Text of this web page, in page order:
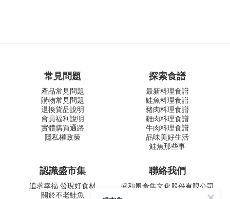
常見問題
產品常見問題
購物常見問題
退換貨品說明
會員福利說明
實體購買通路
隱私權政策
探索食譜
最新料理食譜
鮭魚料理食譜
豬肉料理食譜
雞肉料理食譜
牛肉料理食譜
品味美好生活
鮭魚那些事
認識盛市集
追求幸福 發現好食材
關於不老鮭魚
聯絡我們
盛和風食集文化股份有限公司